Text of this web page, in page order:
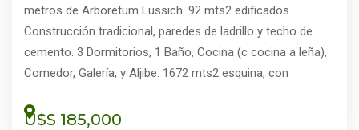
metros de Arboretum Lussich. 92 mts2 edificados.
Construcción tradicional, paredes de ladrillo y techo de
cemento. 3 Dormitorios, 1 Baño, Cocina (c cocina a leña),
Comedor, Galería, y Aljibe. 1672 mts2 esquina, con
a 5 minutos de la playa y el centro comercial de Punta
U$S 185,000